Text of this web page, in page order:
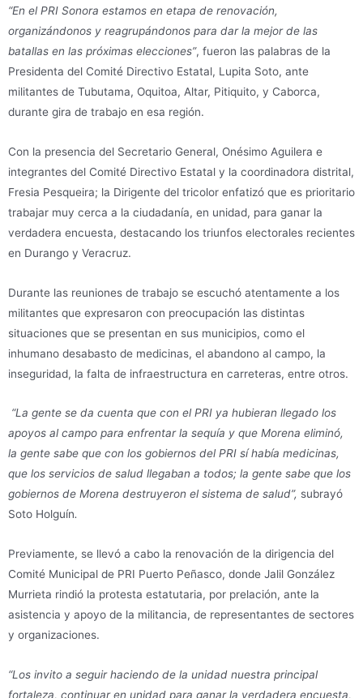
“En el PRI Sonora estamos en etapa de renovación,
organizándonos y reagrupándonos para dar la mejor de las
batallas en las próximas elecciones”, fueron las palabras de la
Presidenta del Comité Directivo Estatal, Lupita Soto, ante
militantes de Tubutama, Oquitoa, Altar, Pitiquito, y Caborca,
durante gira de trabajo en esa región.
Con la presencia del Secretario General, Onésimo Aguilera e
integrantes del Comité Directivo Estatal y la coordinadora distrital,
Fresia Pesqueira; la Dirigente del tricolor enfatizó que es prioritario
trabajar muy cerca a la ciudadanía, en unidad, para ganar la
verdadera encuesta, destacando los triunfos electorales recientes
en Durango y Veracruz.
Durante las reuniones de trabajo se escuchó atentamente a los
militantes que expresaron con preocupación las distintas
situaciones que se presentan en sus municipios, como el
inhumano desabasto de medicinas, el abandono al campo, la
inseguridad, la falta de infraestructura en carreteras, entre otros.
“La gente se da cuenta que con el PRI ya hubieran llegado los
apoyos al campo para enfrentar la sequía y que Morena eliminó,
la gente sabe que con los gobiernos del PRI sí había medicinas,
que los servicios de salud llegaban a todos; la gente sabe que los
gobiernos de Morena destruyeron el sistema de salud”, subrayó
Soto Holguín.
Previamente, se llevó a cabo la renovación de la dirigencia del
Comité Municipal de PRI Puerto Peñasco, donde Jalil González
Murrieta rindió la protesta estatutaria, por prelación, ante la
asistencia y apoyo de la militancia, de representantes de sectores
y organizaciones.
“Los invito a seguir haciendo de la unidad nuestra principal
fortaleza, continuar en unidad para ganar la verdadera encuesta,